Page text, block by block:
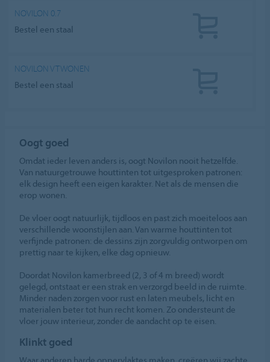
NOVILON 0.7
Bestel een staal
NOVILON VTWONEN
Bestel een staal
Oogt goed
Omdat ieder leven anders is, oogt Novilon nooit hetzelfde.
Van natuurgetrouwe houttinten tot uitgesproken patronen:
elk design heeft een eigen karakter. Net als de mensen die
erop wonen.
De vloer oogt natuurlijk, tijdloos en past zich moeiteloos aan
verschillende woonstijlen aan. Van warme houttinten tot
verfijnde patronen: de dessins zijn zorgvuldig ontworpen om
prettig naar te kijken, elke dag opnieuw.
Doordat Novilon kamerbreed (2, 3 of 4 m breed) wordt
gelegd, ontstaat er een strak en verzorgd beeld in de ruimte.
Minder naden zorgen voor rust en laten meubels, licht en
materialen beter tot hun recht komen. Zo ondersteunt de
vloer jouw interieur, zonder de aandacht op te eisen.
Klinkt goed